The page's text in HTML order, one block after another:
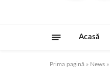
Acasă
Prima pagină » News »